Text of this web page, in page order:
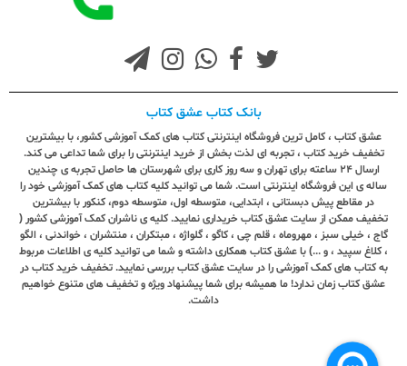
بانک کتاب عشق کتاب
عشق کتاب ، کامل ترین فروشگاه اینترنتی کتاب های کمک آموزشی کشور، با بیشترین
تخفیف خرید کتاب ، تجربه ای لذت بخش از خرید اینترنتی را برای شما تداعی می کند.
ارسال ٢٤ ساعته برای تهران و سه روز کاری برای شهرستان ها حاصل تجربه ی چندین
ساله ی این فروشگاه اینترنتی است. شما می توانید کلیه کتاب های کمک آموزشی خود را
در مقاطع پیش دبستانی ، ابتدایی، متوسطه اول، متوسطه دوم، کنکور با بیشترین
تخفیف ممکن از سایت عشق کتاب خریداری نمایید. کلیه ی ناشران کمک آموزشی کشور (
گاج ، خیلی سبز ، مهروماه ، قلم چی ، کاگو ، گلواژه ، مبتکران ، منتشران ، خواندنی ، الگو
، کلاغ سپید ، و ...) با عشق کتاب همکاری داشته و شما می توانید کلیه ی اطلاعات مربوط
به کتاب های کمک آموزشی را در سایت عشق کتاب بررسی نمایید. تخفیف خرید کتاب در
عشق کتاب زمان ندارد! ما همیشه برای شما پیشنهاد ویژه و تخفیف های متنوع خواهیم
داشت.